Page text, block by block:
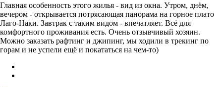
Главная особенность этого жилья - вид из окна. Утром, днём,
вечером - открывается потрясающая панорама на горное плато
Лаго-Наки. Завтрак с таким видом - впечатляет. Всё для
комфортного проживания есть. Очень отзывчивый хозяин.
Можно заказать рафтинг и джипинг, мы ходили в трекинг по
горам и не успели ещё и покататься на чем-то)